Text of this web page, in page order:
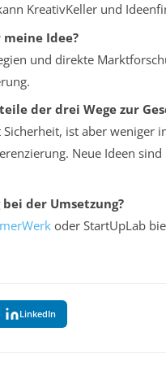
KreativKeller und
Idee?
und direkte
der drei Wege zur
ist aber weniger
Neue Ideen
der Umsetzung?
oder StartUpLab
LinkedIn